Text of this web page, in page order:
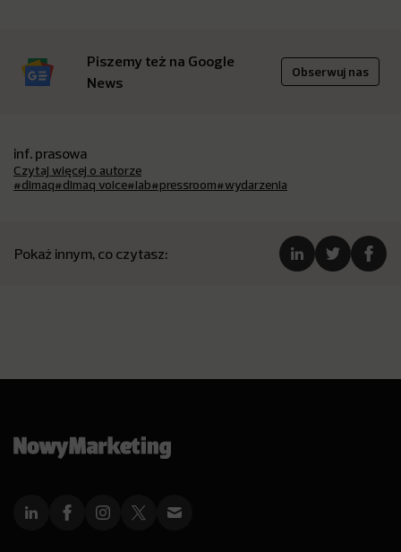
Piszemy też na Google
News
Obserwuj nas
inf. prasowa
Czytaj więcej o autorze
#dimaq#dimaq voice#iab#pressroom#wydarzenia
Pokaż innym, co czytasz: